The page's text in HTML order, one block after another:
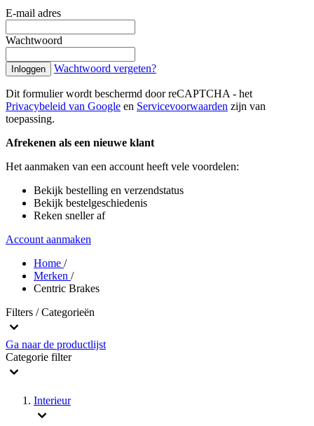
E-mail adres
Wachtwoord
Inloggen Wachtwoord vergeten?
Dit formulier wordt beschermd door reCAPTCHA - het
Privacybeleid van Google en Servicevoorwaarden zijn van
toepassing.
Afrekenen als een nieuwe klant
Het aanmaken van een account heeft vele voordelen:
Bekijk bestelling en verzendstatus
Bekijk bestelgeschiedenis
Reken sneller af
Account aanmaken
Home /
Merken /
Centric Brakes
Filters / Categorieën
Ga naar de productlijst
Categorie filter
Interieur